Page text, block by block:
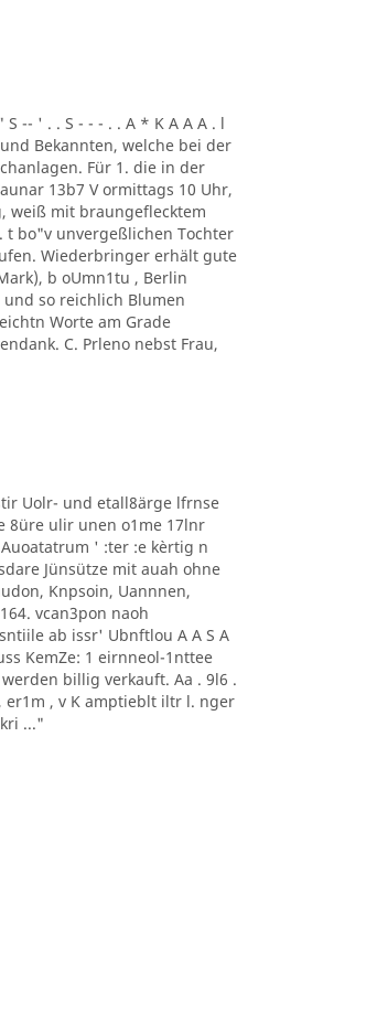
-- ' . . S - - - . . A * K A A A . l
Bekannten, welche bei der
Für 1. die in der
13b7 V ormittags 10 Uhr,
weiß mit braungeflecktem
t bo"v unvergeßlichen Tochter
Wiederbringer erhält gute
b oUmn1tu , Berlin
so reichlich Blumen
Worte am Grade
C. Prleno nebst Frau,
Uolr- und etall8ärge lfrnse
8üre ulir unen o1me 17lnr
' :ter :e kèrtig n
Jünsütze mit auah ohne
Knpsoin, Uannnen,
vcan3pon naoh
ab issr' Ubnftlou A A S A
KemZe: 1 eirnneol-1nttee
billig verkauft. Aa . 9l6 .
er1m , v K amptieblt iltr l. nger
..."